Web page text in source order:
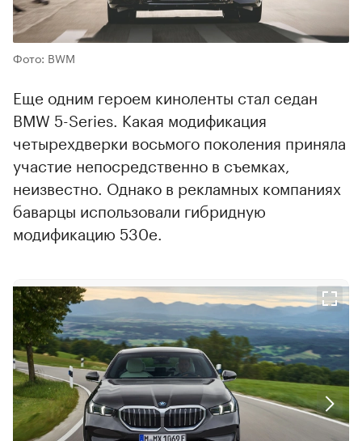
Фото: BWM
Еще одним героем киноленты стал седан
BMW 5-Series. Какая модификация
четырехдверки восьмого поколения приняла
участие непосредственно в съемках,
неизвестно. Однако в рекламных компаниях
баварцы использовали гибридную
модификацию 530e.